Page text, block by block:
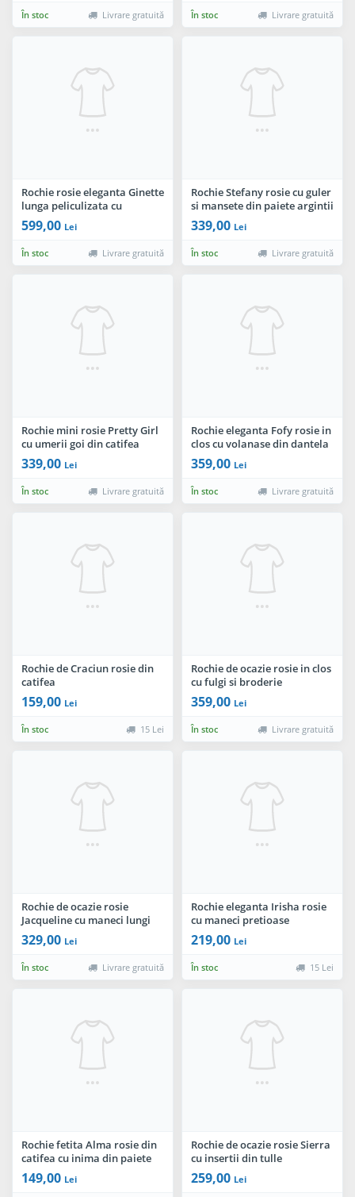
În stoc Livrare gratuită În stoc Livrare gratuită
Rochie rosie eleganta Ginette
lunga peliculizata cu
broderie aplicata
599,00 Lei
În stoc Livrare gratuită
Rochie Stefany rosie cu guler
si mansete din paiete argintii
339,00 Lei
În stoc Livrare gratuită
Rochie mini rosie Pretty Girl
cu umerii goi din catifea
elastica
339,00 Lei
În stoc Livrare gratuită
Rochie eleganta Fofy rosie in
clos cu volanase din dantela
la umeri
359,00 Lei
În stoc Livrare gratuită
Rochie de Craciun rosie din
catifea
159,00 Lei
În stoc 15 Lei
Rochie de ocazie rosie in clos
cu fulgi si broderie
359,00 Lei
În stoc Livrare gratuită
Rochie de ocazie rosie
Jacqueline cu maneci lungi
brodate
329,00 Lei
În stoc Livrare gratuită
Rochie eleganta Irisha rosie
cu maneci pretioase
219,00 Lei
În stoc 15 Lei
Rochie fetita Alma rosie din
catifea cu inima din paiete
149,00 Lei
Rochie de ocazie rosie Sierra
cu insertii din tulle
259,00 Lei